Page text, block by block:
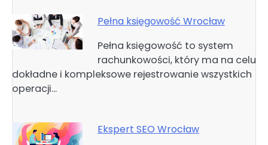
Pełna księgowość Wrocław
Pełna księgowość to system
rachunkowości, który ma na celu
dokładne i kompleksowe rejestrowanie wszystkich
operacji…
Ekspert SEO Wrocław